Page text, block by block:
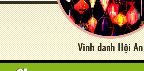
Vinh danh Hội An